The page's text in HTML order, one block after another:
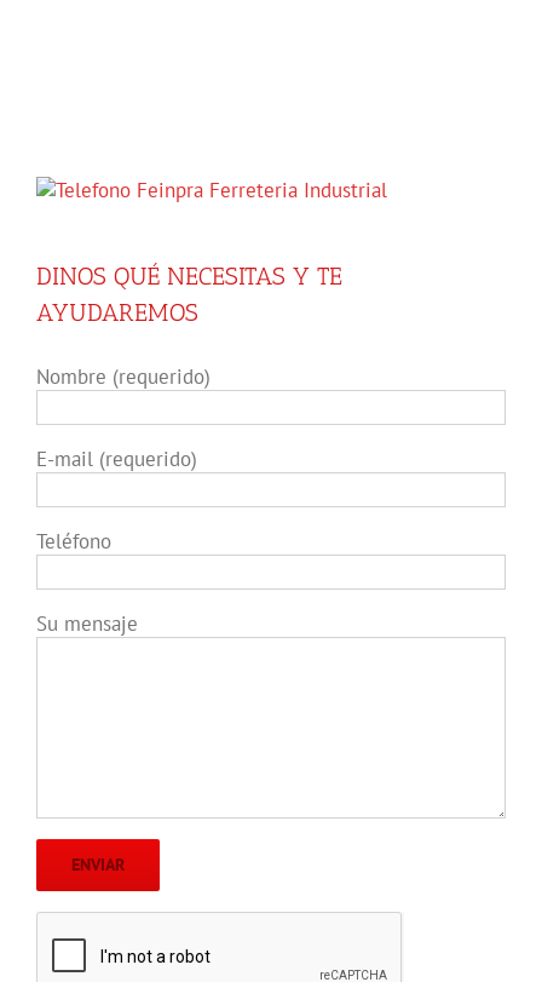
DINOS QUÉ NECESITAS Y TE
AYUDAREMOS
Nombre (requerido)
E-mail (requerido)
Teléfono
Su mensaje